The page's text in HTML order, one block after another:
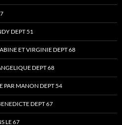
DEPT 51
ET VIRGINIE DEPT 68
DEPT 68
PAR MANON DEPT 54
DEPT 67
LE 67